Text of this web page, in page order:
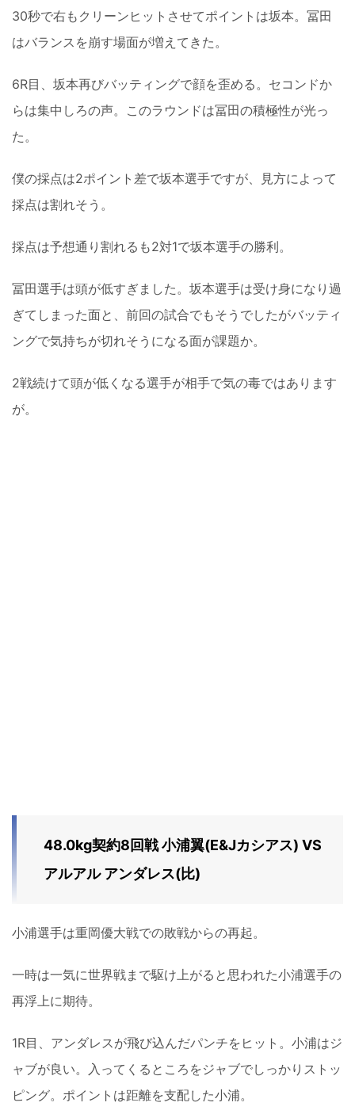
30秒で右もクリーンヒットさせてポイントは坂本。冨田
はバランスを崩す場面が増えてきた。
6R目、坂本再びバッティングで顔を歪める。セコンドか
らは集中しろの声。このラウンドは冨田の積極性が光っ
た。
僕の採点は2ポイント差で坂本選手ですが、見方によって
採点は割れそう。
採点は予想通り割れるも2対1で坂本選手の勝利。
冨田選手は頭が低すぎました。坂本選手は受け身になり過
ぎてしまった面と、前回の試合でもそうでしたがバッティ
ングで気持ちが切れそうになる面が課題か。
2戦続けて頭が低くなる選手が相手で気の毒ではあります
が。
48.0kg契約8回戦 小浦翼(E&Jカシアス) VS
アルアル アンダレス(比)
小浦選手は重岡優大戦での敗戦からの再起。
一時は一気に世界戦まで駆け上がると思われた小浦選手の
再浮上に期待。
1R目、アンダレスが飛び込んだパンチをヒット。小浦はジ
ャブが良い。入ってくるところをジャブでしっかりストッ
ピング。ポイントは距離を支配した小浦。